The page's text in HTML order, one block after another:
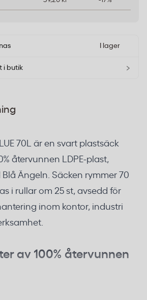
I lager
i butik ›
70L är en svart plastsäck
återvunnen LDPE-plast,
Ängeln. Säcken rymmer 70
i rullar om 25 st, avsedd för
inom kontor, industri
av 100% återvunnen